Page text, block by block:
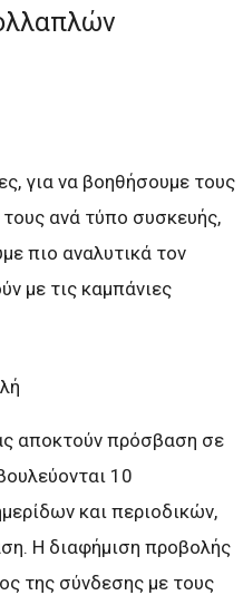
για να βοηθήσουμε τους
ανά τύπο συσκευής,
πιο αναλυτικά τον
με τις καμπάνιες
αποκτούν πρόσβαση σε
10
και περιοδικών,
Η διαφήμιση προβολής
της σύνδεσης με τους